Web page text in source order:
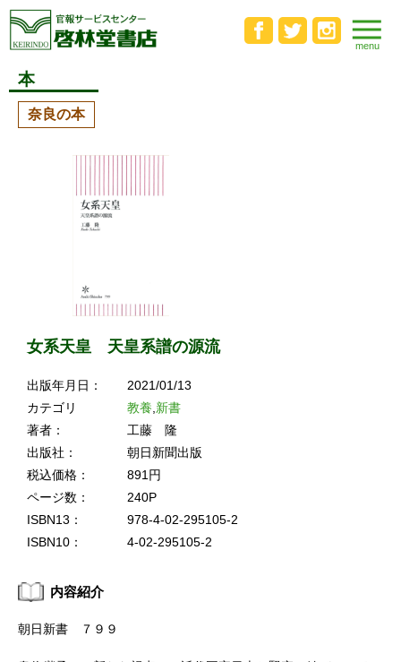
本
奈良の本
女系天皇 天皇系譜の源流
出版年月日：
2021/01/13
カテゴリ
教養 新書
著者：
工藤 隆
出版社：
朝日新聞出版
税込価格：
891円
ページ数：
240P
ISBN13：
978-4-02-295105-2
ISBN10：
4-02-295105-2
内容紹介
朝日新書 ７９９